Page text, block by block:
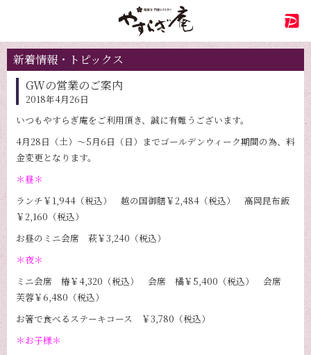
新着情報・トピックス
GWの営業のご案内
2018年4月26日
いつもやすらぎ庵をご利用頂き、誠に有難うございます。
4月28日（土）～5月6日（日）までゴールデンウィーク期間の為、料
金変更となります。
＊昼＊
ランチ￥1,944（税込） 越の国御膳￥2,484（税込） 高岡昆布飯
￥2,160（税込）
お昼のミニ会席 萩￥3,240（税込）
＊夜＊
ミニ会席 椿￥4,320（税込） 会席 橘￥5,400（税込） 会席
芙蓉￥6,480（税込）
お箸で食べるステーキコース ￥3,780（税込）
＊お子様＊